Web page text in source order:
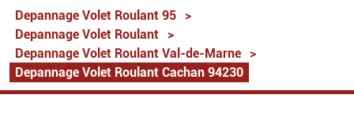
Depannage Volet Roulant 95
>
Depannage Volet Roulant
>
Depannage Volet Roulant Val-de-Marne
>
Depannage Volet Roulant Cachan 94230